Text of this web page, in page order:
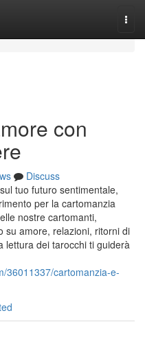
con
Discuss
tuo futuro sentimentale,
per la cartomanzia
nostre cartomanti,
su amore, relazioni, ritorni di
lettura dei tarocchi ti guiderà
36011337/cartomanzia-e-